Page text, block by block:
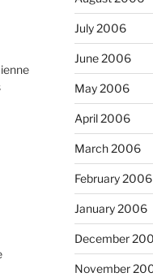
July 2006
June 2006
May 2006
April 2006
March 2006
February 2006
January 2006
December
November